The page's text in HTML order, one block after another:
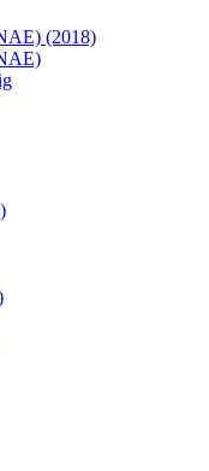
(2018)